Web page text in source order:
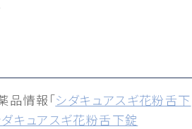
品情報「シダキュアスギ花粉舌下
キュアスギ花粉舌下錠